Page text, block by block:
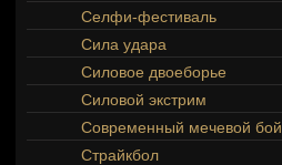
Селфи-фестиваль
Сила удара
Силовое двоеборье
Силовой экстрим
Современный мечевой бой
Страйкбол